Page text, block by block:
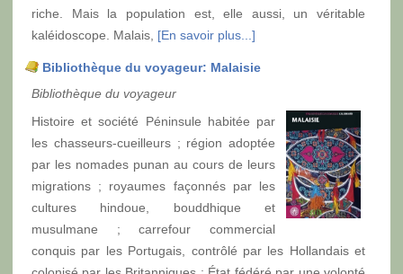
riche. Mais la population est, elle aussi, un véritable
kaléidoscope. Malais, [En savoir plus...]
Bibliothèque du voyageur: Malaisie
Bibliothèque du voyageur
Histoire et société Péninsule habitée par
les chasseurs-cueilleurs ; région adoptée
par les nomades punan au cours de leurs
migrations ; royaumes façonnés par les
cultures hindoue, bouddhique et
musulmane ; carrefour commercial
conquis par les Portugais, contrôlé par les Hollandais et